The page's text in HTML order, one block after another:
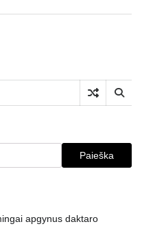
Paieška
apgynus daktaro